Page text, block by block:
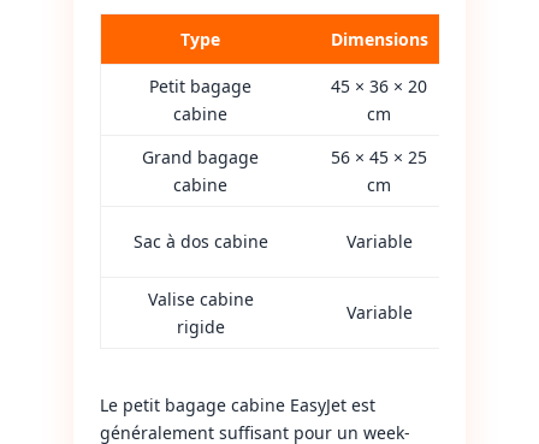
Type Dimensions
Petit bagage
cabine
45 × 36 × 20
cm
Grand bagage
cabine
56 × 45 × 25
cm
Sac à dos cabine Variable
Valise cabine
rigide
Variable
Le petit bagage cabine EasyJet est
généralement suffisant pour un week-